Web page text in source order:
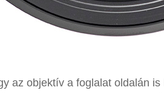
az objektív a foglalat oldalán